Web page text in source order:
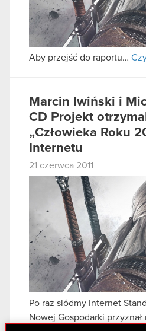
Aby przejść do raportu…
Marcin Iwiński i
CD Projekt
„Człowieka Roku
Internetu
21 czerwca 2011
Po raz siódmy Internet
Nowej Gospodarki